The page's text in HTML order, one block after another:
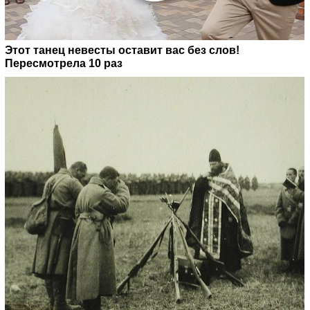
Этот танец невесты оставит вас без слов!
Пересмотрела 10 раз